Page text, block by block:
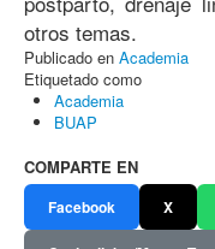
otros temas.
Publicado en Academia
Etiquetado como
Academia
BUAP
COMPARTE EN
Facebook X